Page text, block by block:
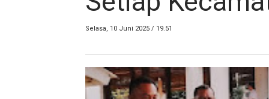
Selasa, 10 Juni 2025 / 19.51